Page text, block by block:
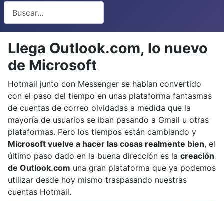
Llega Outlook.com, lo nuevo
de Microsoft
Hotmail junto con Messenger se habían convertido
con el paso del tiempo en unas plataforma fantasmas
de cuentas de correo olvidadas a medida que la
mayoría de usuarios se iban pasando a Gmail u otras
plataformas. Pero los tiempos están cambiando y
Microsoft vuelve a hacer las cosas realmente bien, el
último paso dado en la buena dirección es la creación
de Outlook.com una gran plataforma que ya podemos
utilizar desde hoy mismo traspasando nuestras
cuentas Hotmail.